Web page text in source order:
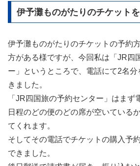
伊予灘ものがたりのチケット
伊予灘ものがたりのチケットの予約
方がある様ですが、今回私は「JR四
ー」というところで、電話にて2名
きました。
「JR四国旅の予約センター」はまず
日程のどの便のどの席が空いている
てくれます。
そしてその電話でチケットの購入予
できました。